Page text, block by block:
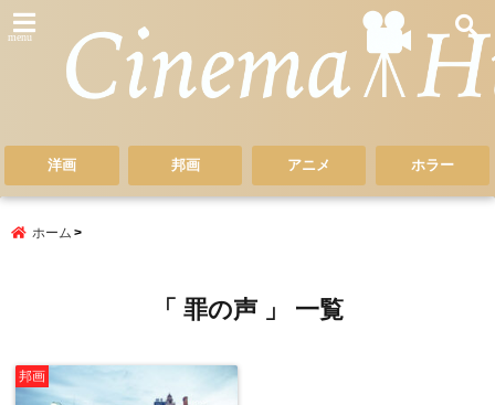
menu
洋画 邦画 アニメ ホラー
ホーム
「 罪の声 」 一覧
邦画